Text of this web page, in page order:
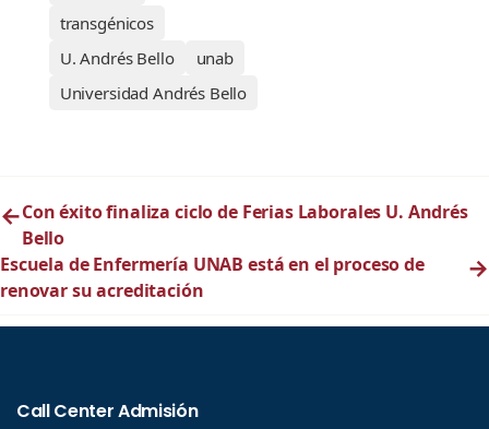
transgénicos
U. Andrés Bello
unab
Universidad Andrés Bello
←Con éxito finaliza ciclo de Ferias Laborales U. Andrés
Bello
Escuela de Enfermería UNAB está en el proceso de
renovar su acreditación
→